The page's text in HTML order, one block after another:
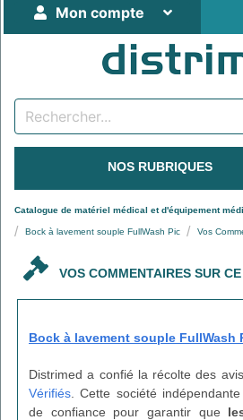
Mon compte
NOS RUBRIQUES
Catalogue de matériel médical et d'équipement
Bock à lavement souple FullWash Pic Vos
VOS COMMENTAIRES SUR
Bock à lavement souple FullWash
Distrimed a confié la récolte des
Vérifiés . Cette société
de confiance pour garantir que